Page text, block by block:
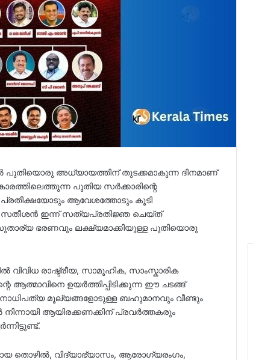
പുതിയൊരു അധ്യായത്തിന് തുടക്കമാകുന്ന ദിനമാണ്
പുതിയ സർക്കാരിന്റെ
ആവേശത്തോടും കൂടി
സതീശൻ ഇന്ന് സത്യപ്രതിജ്ഞ ചെയ്ത്
ഭരണവും ലക്ഷ്യമാക്കിയുള്ള പുതിയൊരു
രാഷ്ട്രീയ, സാമൂഹിക, സാംസ്കാരിക
ആത്മാവിനെ ഉയർത്തിപ്പിടിക്കുന്ന ഈ ചടങ്ങ്
ജനാധിപത്യ മൂല്യങ്ങളോടുള്ള ബഹുമാനവും വീണ്ടും
നിന്നായി ആയിരക്കണക്കിന് പ്രവർത്തകരും
തൊഴിൽ, വിദ്യാഭ്യാസം, ആരോഗ്യരംഗം,